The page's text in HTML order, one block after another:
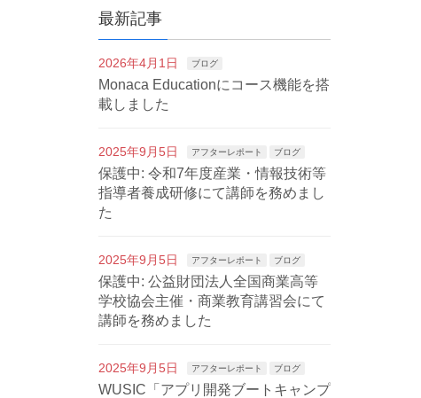
最新記事
2026年4月1日 ブログ
Monaca Educationにコース機能を搭
載しました
2025年9月5日 アフターレポート ブログ
保護中: 令和7年度産業・情報技術等
指導者養成研修にて講師を務めまし
た
2025年9月5日 アフターレポート ブログ
保護中: 公益財団法人全国商業高等
学校協会主催・商業教育講習会にて
講師を務めました
2025年9月5日 アフターレポート ブログ
WUSIC「アプリ開発ブートキャンプ